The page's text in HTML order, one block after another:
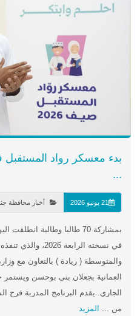
بدء معسكر رواد المستقبل
...
21 يونيو 2026 أخبار محافظة
بمشاركة 70 طالبا وطالبة
في نسخته الرابعة
والمتوسطة ( ريادة ) بالتعاون مع
العمانية بجعلان بني بوحسن
الجاري. يقدم البرنامج المدربة
من ... المزيد